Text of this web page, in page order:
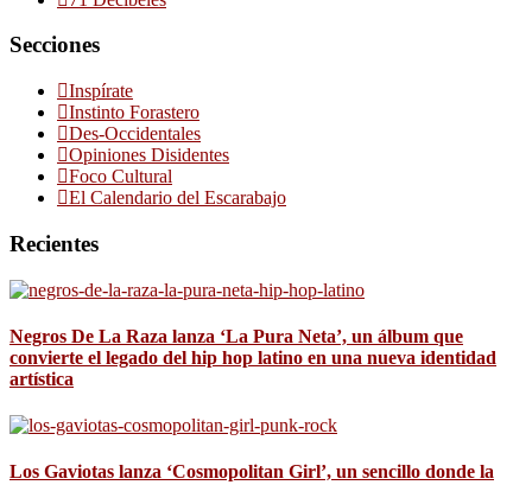
Secciones
Inspírate
Instinto Forastero
Des-Occidentales
Opiniones Disidentes
Foco Cultural
El Calendario del Escarabajo
Recientes
Negros De La Raza lanza ‘La Pura Neta’, un álbum que
convierte el legado del hip hop latino en una nueva identidad
artística
Los Gaviotas lanza ‘Cosmopolitan Girl’, un sencillo donde la